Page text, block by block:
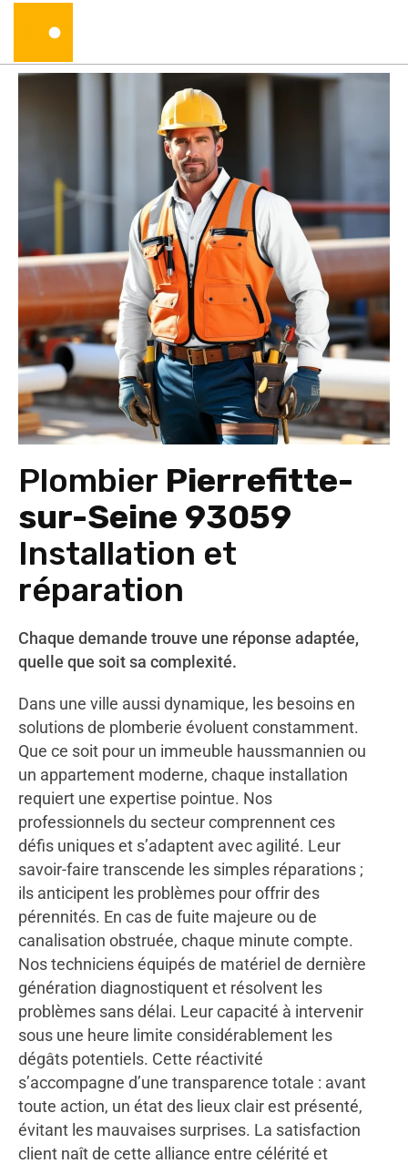
Plombier Pierrefitte-
sur-Seine 93059
Installation et
réparation
Chaque demande trouve une réponse adaptée,
quelle que soit sa complexité.
Dans une ville aussi dynamique, les besoins en
solutions de plomberie évoluent constamment.
Que ce soit pour un immeuble haussmannien ou
un appartement moderne, chaque installation
requiert une expertise pointue. Nos
professionnels du secteur comprennent ces
défis uniques et s’adaptent avec agilité. Leur
savoir-faire transcende les simples réparations ;
ils anticipent les problèmes pour offrir des
pérennités. En cas de fuite majeure ou de
canalisation obstruée, chaque minute compte.
Nos techniciens équipés de matériel de dernière
génération diagnostiquent et résolvent les
problèmes sans délai. Leur capacité à intervenir
sous une heure limite considérablement les
dégâts potentiels. Cette réactivité
s’accompagne d’une transparence totale : avant
toute action, un état des lieux clair est présenté,
évitant les mauvaises surprises. La satisfaction
client naît de cette alliance entre célérité et